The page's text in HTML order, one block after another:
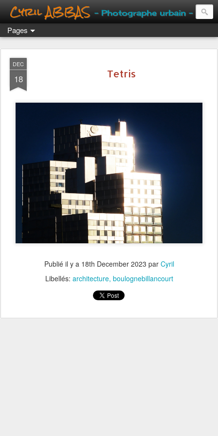
Cyril ABBAS - Photographe urbain -
Pages
DEC
18 Tetris
Publié il y a 18th December 2023 par Cyril
Libellés: architecture boulognebillancourt